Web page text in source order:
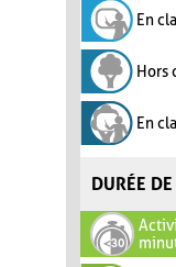
En
Hors
En
DURÉE